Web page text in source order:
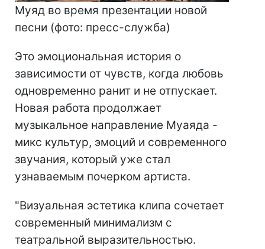
Муяд во время презентации новой
песни (фото: пресс-служба)
Это эмоциональная история о
зависимости от чувств, когда любовь
одновременно ранит и не отпускает.
Новая работа продолжает
музыкальное направление Муаяда -
микс культур, эмоций и современного
звучания, который уже стал
узнаваемым почерком артиста.
"Визуальная эстетика клипа сочетает
современный минимализм с
театральной выразительностью.